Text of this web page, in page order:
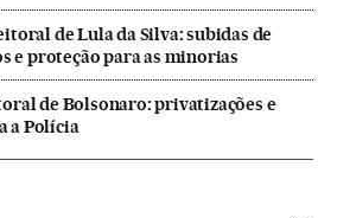
de Lula da Silva: subidas de
e proteção para as minorias
de Bolsonaro: privatizações e
a Polícia